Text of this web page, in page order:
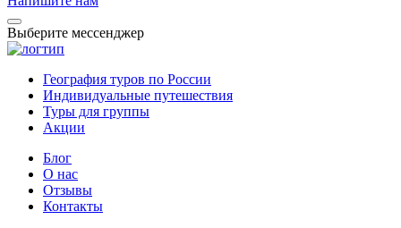
Выберите мессенджер
География туров по России
Индивидуальные путешествия
Туры для группы
Акции
Блог
О нас
Отзывы
Контакты